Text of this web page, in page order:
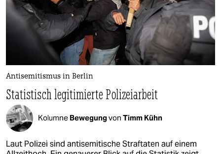
Antisemitismus in Berlin
Statistisch legitimierte Polizeiarbeit
Kolumne Bewegungvon Timm Kühn
Laut Polizei sind antisemitische Straftaten auf einem